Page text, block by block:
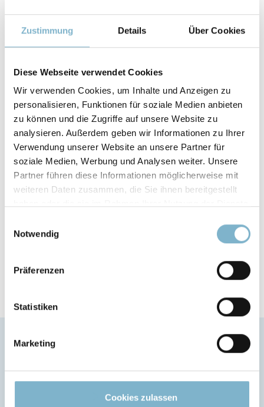
Zustimmung Details Über Cookies
Diese Webseite verwendet Cookies
Wir verwenden Cookies, um Inhalte und Anzeigen zu
personalisieren, Funktionen für soziale Medien anbieten
zu können und die Zugriffe auf unsere Website zu
analysieren. Außerdem geben wir Informationen zu Ihrer
Verwendung unserer Website an unsere Partner für
soziale Medien, Werbung und Analysen weiter. Unsere
Partner führen diese Informationen möglicherweise mit
weiteren Daten zusammen, die Sie ihnen bereitgestellt
Notwendig
Präferenzen
Statistiken
Marketing
Cookies zulassen
Eigenschaften
WÄRMEFORMBESTÄNDIGKEIT
300 °C
ENTFLAMMBARKEIT
BRUCHDEHNUNG
Anwendungsbereiche des Loctite 3D 3955 FST